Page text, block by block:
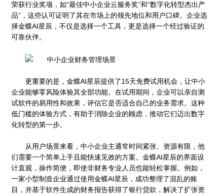
荣获行业奖项，如“最佳中小企业云服务奖”和“数字化转型杰出产
品”，这些认可证明了其在市场上的领先地位和用户口碑。企业选
择金蝶AI星辰，不仅是选择一个工具，更是选择一个经过验证的
可靠伙伴。
更重要的是，金蝶AI星辰提供了15天免费试用机会，让中小
企业能够零风险体验其全部功能。在试用期间，企业可以亲自测
试软件的易用性和效果，评估它是否适合自己的业务需求。这种
低门槛的体验方式，有助于消除企业的顾虑，推动它们迈出数字
化转型的第一步。
从用户场景来看，中小企业主通常时间紧张、资源有限，他
们需要一个简单上手且能快速见效的方案。金蝶AI星辰的界面设
计直观，操作简便，即使非财务专业人员也能轻松掌握。例如，
一家小型制造企业通过使用金蝶AI星辰，成功整理了混乱的账
目，并基于软件生成的财务报告获得了银行贷款，解决了扩张资